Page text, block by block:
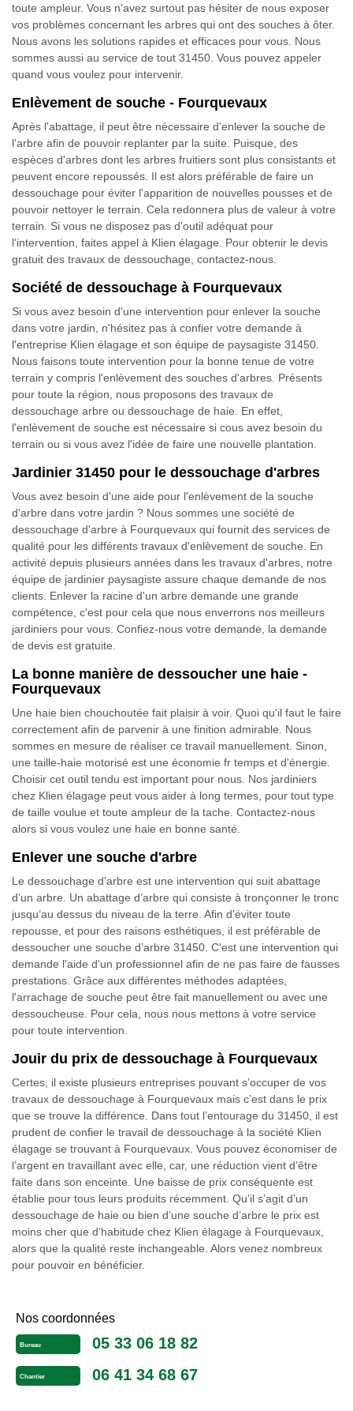
toute ampleur. Vous n'avez surtout pas hésiter de nous exposer
vos problèmes concernant les arbres qui ont des souches à ôter.
Nous avons les solutions rapides et efficaces pour vous. Nous
sommes aussi au service de tout 31450. Vous pouvez appeler
quand vous voulez pour intervenir.
Enlèvement de souche - Fourquevaux
Après l'abattage, il peut être nécessaire d'enlever la souche de
l'arbre afin de pouvoir replanter par la suite. Puisque, des
espèces d'arbres dont les arbres fruitiers sont plus consistants et
peuvent encore repoussés. Il est alors préférable de faire un
dessouchage pour éviter l'apparition de nouvelles pousses et de
pouvoir nettoyer le terrain. Cela redonnera plus de valeur à votre
terrain. Si vous ne disposez pas d'outil adéquat pour
l'intervention, faites appel à Klien élagage. Pour obtenir le devis
gratuit des travaux de dessouchage, contactez-nous.
Société de dessouchage à Fourquevaux
Si vous avez besoin d'une intervention pour enlever la souche
dans votre jardin, n'hésitez pas à confier votre demande à
l'entreprise Klien élagage et son équipe de paysagiste 31450.
Nous faisons toute intervention pour la bonne tenue de votre
terrain y compris l'enlèvement des souches d'arbres. Présents
pour toute la région, nous proposons des travaux de
dessouchage arbre ou dessouchage de haie. En effet,
l'enlèvement de souche est nécessaire si cous avez besoin du
terrain ou si vous avez l'idée de faire une nouvelle plantation.
Jardinier 31450 pour le dessouchage d'arbres
Vous avez besoin d'une aide pour l'enlèvement de la souche
d'arbre dans votre jardin ? Nous sommes une société de
dessouchage d'arbre à Fourquevaux qui fournit des services de
qualité pour les différents travaux d'enlèvement de souche. En
activité depuis plusieurs années dans les travaux d'arbres, notre
équipe de jardinier paysagiste assure chaque demande de nos
clients. Enlever la racine d'un arbre demande une grande
compétence, c'est pour cela que nous enverrons nos meilleurs
jardiniers pour vous. Confiez-nous votre demande, la demande
de devis est gratuite.
La bonne manière de dessoucher une haie -
Fourquevaux
Une haie bien chouchoutée fait plaisir à voir. Quoi qu'il faut le faire
correctement afin de parvenir à une finition admirable. Nous
sommes en mesure de réaliser ce travail manuellement. Sinon,
une taille-haie motorisé est une économie fr temps et d'énergie.
Choisir cet outil tendu est important pour nous. Nos jardiniers
chez Klien élagage peut vous aider à long termes, pour tout type
de taille voulue et toute ampleur de la tache. Contactez-nous
alors si vous voulez une haie en bonne santé.
Enlever une souche d'arbre
Le dessouchage d'arbre est une intervention qui suit abattage
d’un arbre. Un abattage d’arbre qui consiste à tronçonner le tronc
jusqu’au dessus du niveau de la terre. Afin d'éviter toute
repousse, et pour des raisons esthétiques, il est préférable de
dessoucher une souche d’arbre 31450. C'est une intervention qui
demande l'aide d'un professionnel afin de ne pas faire de fausses
prestations. Grâce aux différentes méthodes adaptées,
l'arrachage de souche peut être fait manuellement ou avec une
dessoucheuse. Pour cela, nous nous mettons à votre service
pour toute intervention.
Jouir du prix de dessouchage à Fourquevaux
Certes, il existe plusieurs entreprises pouvant s’occuper de vos
travaux de dessouchage à Fourquevaux mais c’est dans le prix
que se trouve la différence. Dans tout l’entourage du 31450, il est
prudent de confier le travail de dessouchage à la société Klien
élagage se trouvant à Fourquevaux. Vous pouvez économiser de
l’argent en travaillant avec elle, car, une réduction vient d’être
faite dans son enceinte. Une baisse de prix conséquente est
établie pour tous leurs produits récemment. Qu’il s’agit d’un
dessouchage de haie ou bien d’une souche d’arbre le prix est
moins cher que d’habitude chez Klien élagage à Fourquevaux,
alors que la qualité reste inchangeable. Alors venez nombreux
pour pouvoir en bénéficier.
Nos coordonnées
Bureau 05 33 06 18 82
Chantier 06 41 34 68 67